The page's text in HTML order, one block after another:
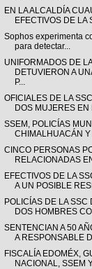
EN LA ALCALDÍA
EFECTIVOS DE LA
Sophos experimenta
para detectar...
UNIFORMADOS DE
DETUVIERON A
P...
OFICIALES DE LA
DOS MUJERES EN
SSEM, POLICÍAS
CHIMALHUACÁN Y
CINCO PERSONAS
RELACIONADAS
EFECTIVOS DE LA
A UN POSIBLE
POLICÍAS DE LA SSC
DOS HOMBRES
SENTENCIAN A 50
A RESPONSABLE
FISCALÍA EDOMÉX,
NACIONAL, SSEM